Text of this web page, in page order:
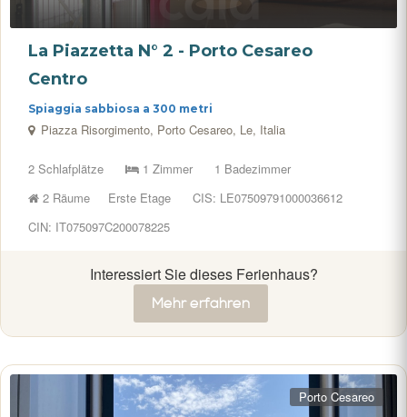
La Piazzetta N° 2 - Porto Cesareo
Centro
Spiaggia sabbiosa a 300 metri
Piazza Risorgimento, Porto Cesareo, Le, Italia
2 Schlafplätze 1 Zimmer
1 Badezimmer
2 Räume
Erste Etage
CIS: LE07509791000036612
CIN: IT075097C200078225
Interessiert Sie dieses Ferienhaus?
Mehr erfahren
Porto Cesareo